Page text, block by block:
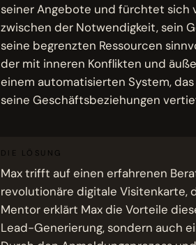
seiner Angebote und fürchtet sich
zwischen der Notwendigkeit, sein
seine begrenzten Ressourcen
der mit inneren Konflikten und
einem automatisierten System,
seine Geschäftsbeziehungen
DIE LÖSUNG
Max trifft auf einen erfahrenen
revolutionäre digitale Visitenkarte,
Mentor erklärt Max die Vorteile
Lead-Generierung, sondern auch